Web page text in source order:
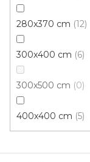
280x370 cm 12
300x400 cm 6
300x500 cm 0
400x400 cm 5